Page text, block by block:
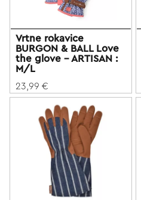
Vrtne rokavice
BURGON & BALL Love
the glove - ARTISAN :
M/L
23,99 €